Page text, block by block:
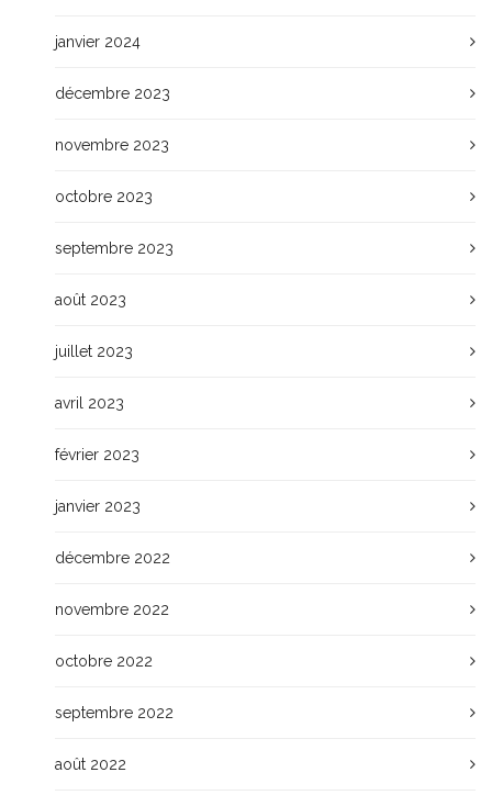
janvier 2024
décembre 2023
novembre 2023
octobre 2023
septembre 2023
août 2023
juillet 2023
avril 2023
février 2023
janvier 2023
décembre 2022
novembre 2022
octobre 2022
septembre 2022
août 2022